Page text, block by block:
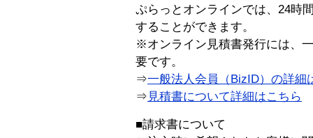
ぷらっとオンラインでは、24時
することができます。
※オンライン見積書発行には、
要です。
⇒一般法人会員（BizID）の詳細
⇒ 見積書について詳細はこちら
■請求書について